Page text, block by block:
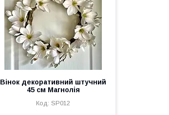
Вінок декоративний штучний
45 см Магнолія
SP012